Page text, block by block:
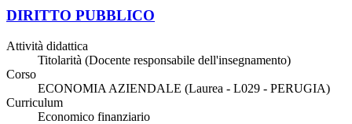
DIRITTO PUBBLICO
Attività didattica
Titolarità (Docente responsabile dell'insegnamento)
Corso
ECONOMIA AZIENDALE (Laurea - L029 - PERUGIA)
Curriculum
Economico finanziario